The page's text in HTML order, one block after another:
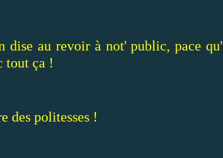
dise au revoir à not' public, pace
tout ça !
des politesses !